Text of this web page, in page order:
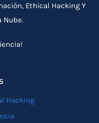
Ethical Hacking Y
Nube.
Hacking